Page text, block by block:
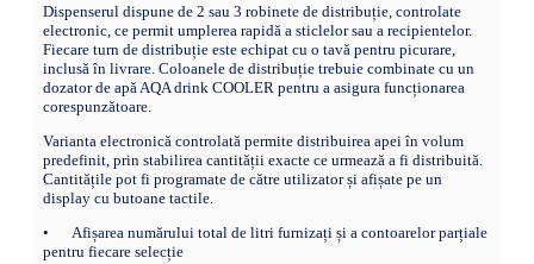
Dispenserul dispune de 2 sau 3 robinete de distribuție, controlate
electronic, ce permit umplerea rapidă a sticlelor sau a recipientelor.
Fiecare turn de distribuție este echipat cu o tavă pentru picurare,
inclusă în livrare. Coloanele de distribuție trebuie combinate cu un
dozator de apă AQA drink COOLER pentru a asigura funcționarea
corespunzătoare.
Varianta electronică controlată permite distribuirea apei în volum
predefinit, prin stabilirea cantității exacte ce urmează a fi distribuită.
Cantitățile pot fi programate de către utilizator și afișate pe un
display cu butoane tactile.
•
Afișarea numărului total de litri furnizați și a contoarelor parțiale
pentru fiecare selecție